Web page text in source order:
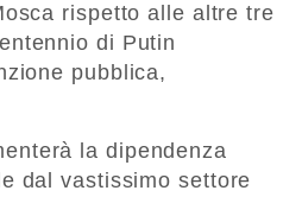
rispetto alle altre tre
di Putin
pubblica,
la dipendenza
dal vastissimo settore